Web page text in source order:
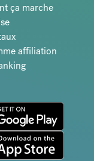
ça marche
affiliation